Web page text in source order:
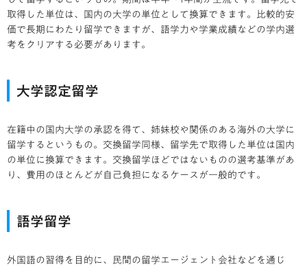
取得した単位は、国内の大学の単位として換算できます。比較的安
価で長期にわたり留学できますが、語学力や学業成績などの学内選
考をクリアする必要があります。
大学認定留学
在籍中の国内大学の承認を得て、姉妹校や関係のある海外の大学に
留学するというもの。交換留学同様、留学先で取得した単位は国内
の単位に換算できます。交換留学ほどではないものの選考基準があ
り、費用のほとんどが自己負担になるケースが一般的です。
語学留学
外国語の習得を目的に、民間の留学エージェント会社などを通じ